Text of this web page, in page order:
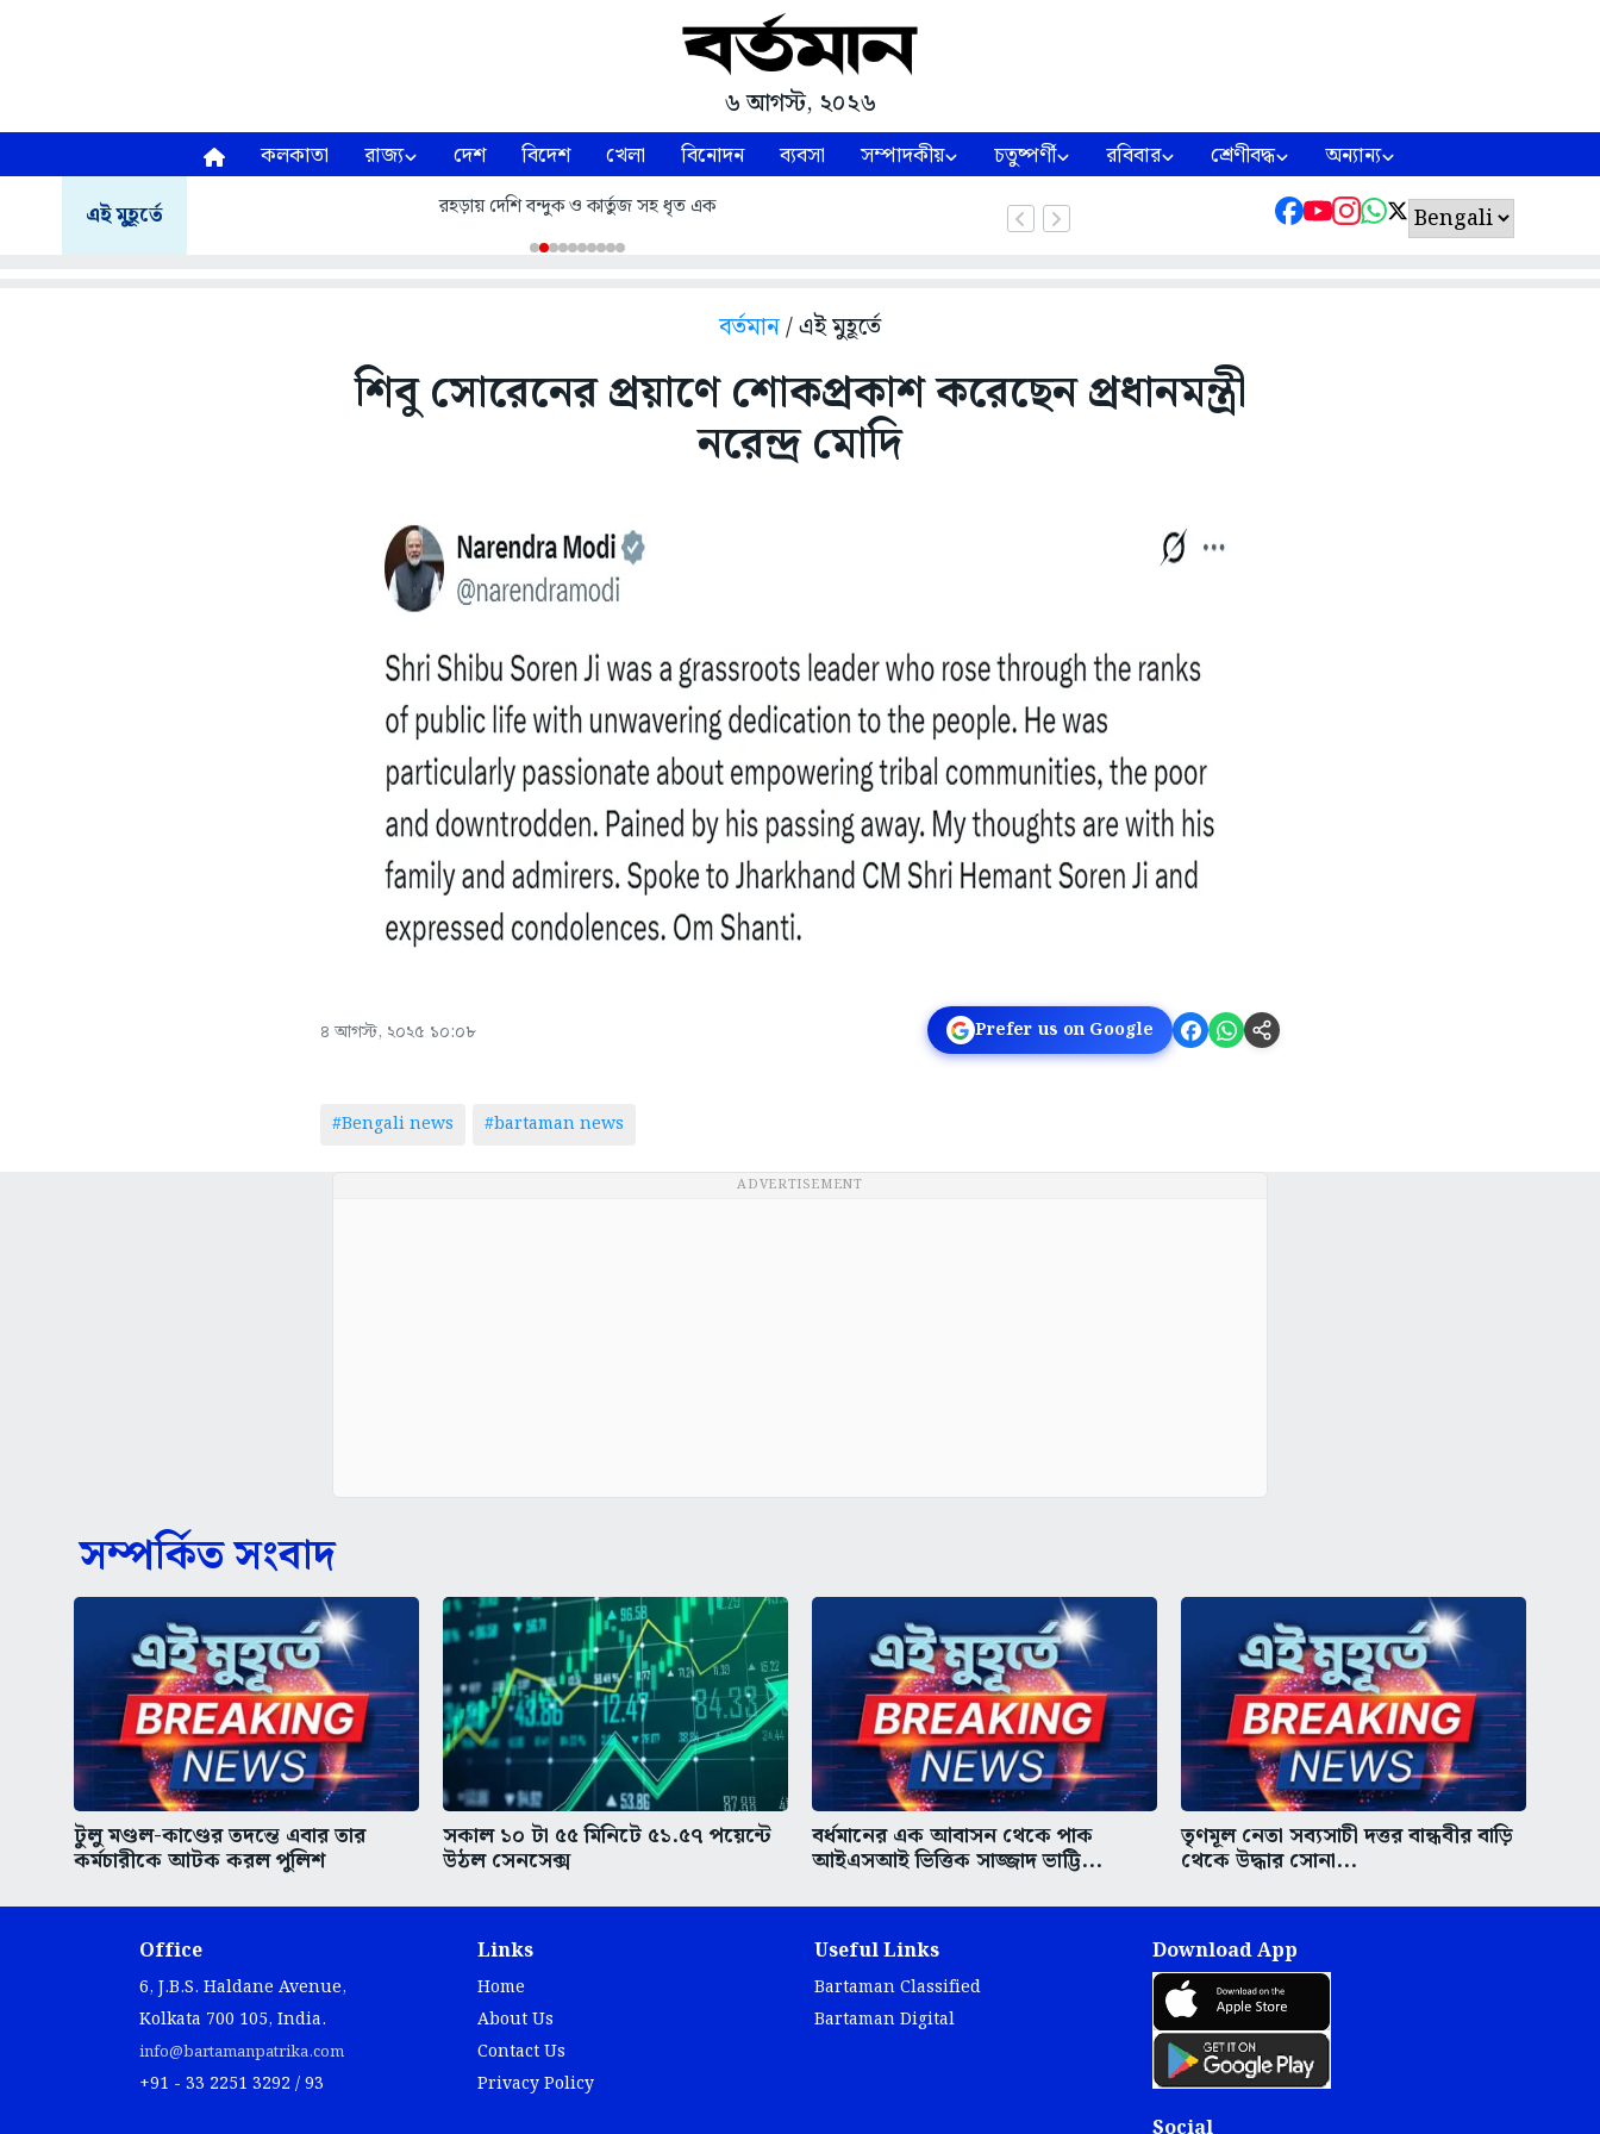
৬ আগস্ট, ২০২৬
কলকাতা রাজ্য দেশ বিদেশ খেলা বিনোদন ব্যবসা সম্পাদকীয় চতুষ্পর্ণী রবিবার শ্রেণীবদ্ধ অন্যান্য
এই মুহূর্তে রহড়ায় দেশি বন্দুক ও কার্তুজ সহ ধৃত এক
বর্তমান/ এই মুহূর্তে
শিবু সোরেনের প্রয়াণে শোকপ্রকাশ করেছেন প্রধানমন্ত্রী
নরেন্দ্র মোদি
৪ আগস্ট, ২০২৫ ১০:০৮ Prefer us on Google
#Bengali news #bartaman news
ADVERTISEMENT
সম্পর্কিত সংবাদ
টুলু মণ্ডল-কাণ্ডের তদন্তে এবার তার
কর্মচারীকে আটক করল পুলিশ
সকাল ১০ টা ৫৫ মিনিটে ৫১.৫৭ পয়েন্টে
উঠল সেনসেক্স
বর্ধমানের এক আবাসন থেকে পাক
আইএসআই ভিত্তিক সাজ্জাদ ভাট্টি...
তৃণমূল নেতা সব্যসাচী দত্তর বান্ধবীর বাড়ি
থেকে উদ্ধার সোনা...
Office
6, J.B.S. Haldane Avenue,
Kolkata 700 105, India.
info@bartamanpatrika.com
+91 - 33 2251 3292 / 93
Links
Home
About Us
Contact Us
Privacy Policy
Useful Links
Bartaman Classified
Bartaman Digital
Download App